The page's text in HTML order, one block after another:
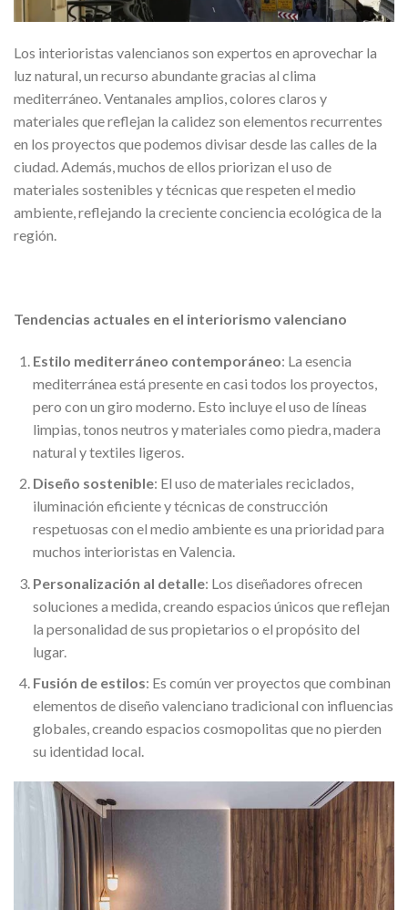
Los interioristas valencianos son expertos en aprovechar la
luz natural, un recurso abundante gracias al clima
mediterráneo. Ventanales amplios, colores claros y
materiales que reflejan la calidez son elementos recurrentes
en los proyectos que podemos divisar desde las calles de la
ciudad. Además, muchos de ellos priorizan el uso de
materiales sostenibles y técnicas que respeten el medio
ambiente, reflejando la creciente conciencia ecológica de la
región.
Tendencias actuales en el interiorismo valenciano
Estilo mediterráneo contemporáneo: La esencia
mediterránea está presente en casi todos los proyectos,
pero con un giro moderno. Esto incluye el uso de líneas
limpias, tonos neutros y materiales como piedra, madera
natural y textiles ligeros.
Diseño sostenible: El uso de materiales reciclados,
iluminación eficiente y técnicas de construcción
respetuosas con el medio ambiente es una prioridad para
muchos interioristas en Valencia.
Personalización al detalle: Los diseñadores ofrecen
soluciones a medida, creando espacios únicos que reflejan
la personalidad de sus propietarios o el propósito del
lugar.
Fusión de estilos: Es común ver proyectos que combinan
elementos de diseño valenciano tradicional con influencias
globales, creando espacios cosmopolitas que no pierden
su identidad local.